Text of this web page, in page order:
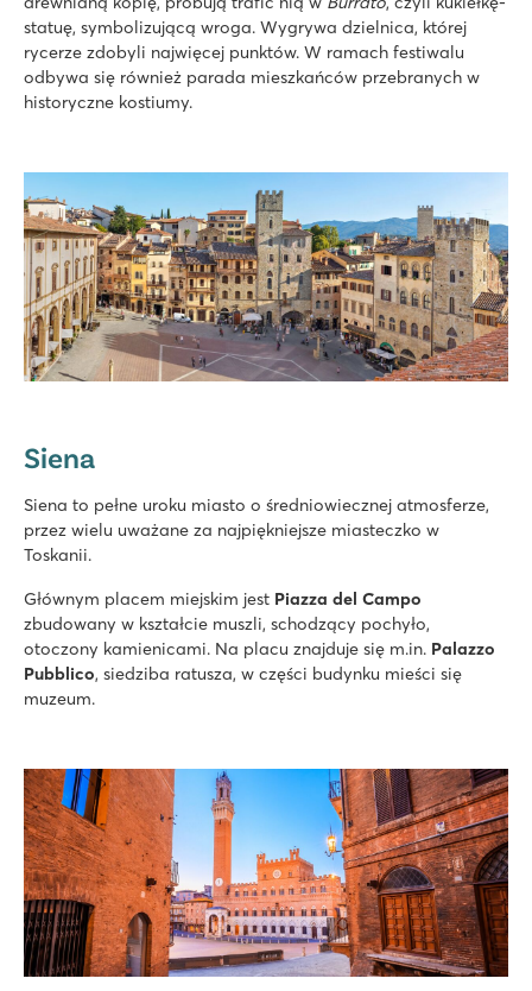
statuę, symbolizującą wroga. Wygrywa dzielnica, której
rycerze zdobyli najwięcej punktów. W ramach festiwalu
odbywa się również parada mieszkańców przebranych w
historyczne kostiumy.
Siena
Siena to pełne uroku miasto o średniowiecznej atmosferze,
przez wielu uważane za najpiękniejsze miasteczko w
Toskanii.
Głównym placem miejskim jest Piazza del Campo
zbudowany w kształcie muszli, schodzący pochyło,
otoczony kamienicami. Na placu znajduje się m.in. Palazzo
Pubblico, siedziba ratusza, w części budynku mieści się
muzeum.